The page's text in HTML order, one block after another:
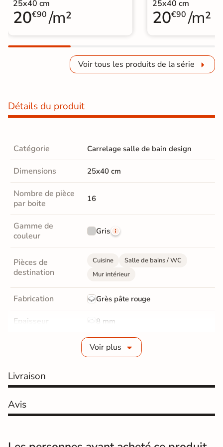
25x40 cm
20€90 /m²
25x40 cm
20€90 /m²
Voir tous les produits de la série
Détails du produit
Catégorie Carrelage salle de bain design
Dimensions 25x40 cm
Nombre de pièce
par boite
16
Gamme de
couleur
Gris
Pièces de
destination
Cuisine
Salle de bains / WC
Mur intérieur
Fabrication Grès pâte rouge
Epaisseur 8 mm
Non-rectifié
Surface Lisse
Résistant au Gel
Voir plus
Livraison
Avis